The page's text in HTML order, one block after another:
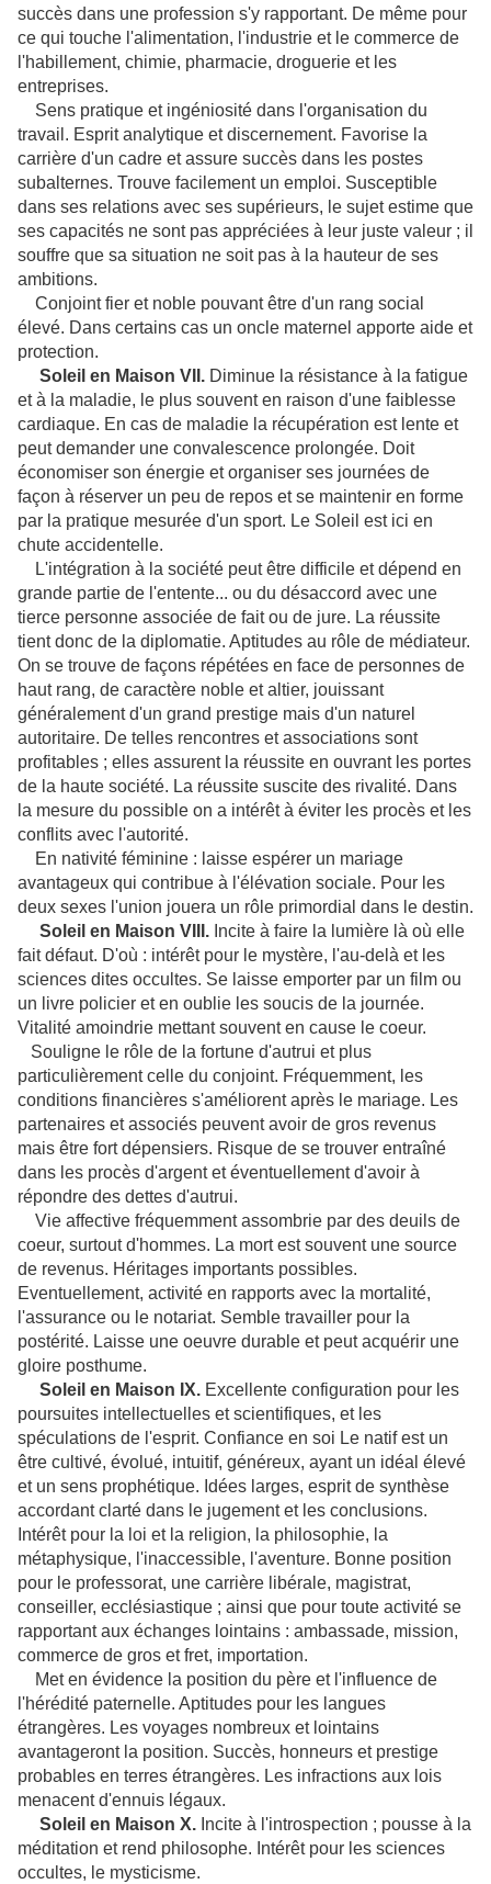
succès dans une profession s'y rapportant. De même pour
ce qui touche l'alimentation, l'industrie et le commerce de
l'habillement, chimie, pharmacie, droguerie et les
entreprises.
Sens pratique et ingéniosité dans l'organisation du
travail. Esprit analytique et discernement. Favorise la
carrière d'un cadre et assure succès dans les postes
subalternes. Trouve facilement un emploi. Susceptible
dans ses relations avec ses supérieurs, le sujet estime que
ses capacités ne sont pas appréciées à leur juste valeur ; il
souffre que sa situation ne soit pas à la hauteur de ses
ambitions.
Conjoint fier et noble pouvant être d'un rang social
élevé. Dans certains cas un oncle maternel apporte aide et
protection.
Soleil en Maison VII. Diminue la résistance à la fatigue
et à la maladie, le plus souvent en raison d'une faiblesse
cardiaque. En cas de maladie la récupération est lente et
peut demander une convalescence prolongée. Doit
économiser son énergie et organiser ses journées de
façon à réserver un peu de repos et se maintenir en forme
par la pratique mesurée d'un sport. Le Soleil est ici en
chute accidentelle.
L'intégration à la société peut être difficile et dépend en
grande partie de l'entente... ou du désaccord avec une
tierce personne associée de fait ou de jure. La réussite
tient donc de la diplomatie. Aptitudes au rôle de médiateur.
On se trouve de façons répétées en face de personnes de
haut rang, de caractère noble et altier, jouissant
généralement d'un grand prestige mais d'un naturel
autoritaire. De telles rencontres et associations sont
profitables ; elles assurent la réussite en ouvrant les portes
de la haute société. La réussite suscite des rivalité. Dans
la mesure du possible on a intérêt à éviter les procès et les
conflits avec l'autorité.
En nativité féminine : laisse espérer un mariage
avantageux qui contribue à l'élévation sociale. Pour les
deux sexes l'union jouera un rôle primordial dans le destin.
Soleil en Maison VIII. Incite à faire la lumière là où elle
fait défaut. D'où : intérêt pour le mystère, l'au-delà et les
sciences dites occultes. Se laisse emporter par un film ou
un livre policier et en oublie les soucis de la journée.
Vitalité amoindrie mettant souvent en cause le coeur.
Souligne le rôle de la fortune d'autrui et plus
particulièrement celle du conjoint. Fréquemment, les
conditions financières s'améliorent après le mariage. Les
partenaires et associés peuvent avoir de gros revenus
mais être fort dépensiers. Risque de se trouver entraîné
dans les procès d'argent et éventuellement d'avoir à
répondre des dettes d'autrui.
Vie affective fréquemment assombrie par des deuils de
coeur, surtout d'hommes. La mort est souvent une source
de revenus. Héritages importants possibles.
Eventuellement, activité en rapports avec la mortalité,
l'assurance ou le notariat. Semble travailler pour la
postérité. Laisse une oeuvre durable et peut acquérir une
gloire posthume.
Soleil en Maison IX. Excellente configuration pour les
poursuites intellectuelles et scientifiques, et les
spéculations de l'esprit. Confiance en soi Le natif est un
être cultivé, évolué, intuitif, généreux, ayant un idéal élevé
et un sens prophétique. Idées larges, esprit de synthèse
accordant clarté dans le jugement et les conclusions.
Intérêt pour la loi et la religion, la philosophie, la
métaphysique, l'inaccessible, l'aventure. Bonne position
pour le professorat, une carrière libérale, magistrat,
conseiller, ecclésiastique ; ainsi que pour toute activité se
rapportant aux échanges lointains : ambassade, mission,
commerce de gros et fret, importation.
Met en évidence la position du père et l'influence de
l'hérédité paternelle. Aptitudes pour les langues
étrangères. Les voyages nombreux et lointains
avantageront la position. Succès, honneurs et prestige
probables en terres étrangères. Les infractions aux lois
menacent d'ennuis légaux.
Soleil en Maison X. Incite à l'introspection ; pousse à la
méditation et rend philosophe. Intérêt pour les sciences
occultes, le mysticisme.